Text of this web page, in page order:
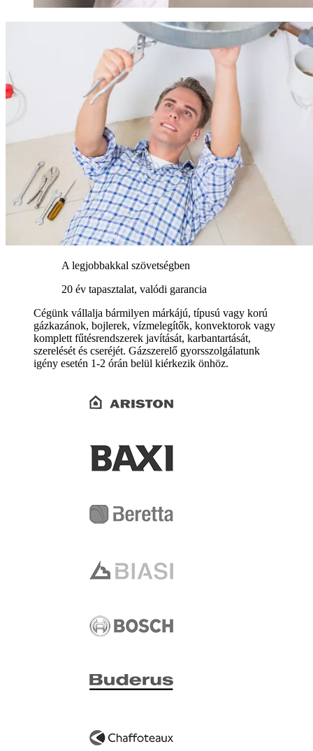
A legjobbakkal szövetségben
20 év tapasztalat, valódi garancia
Cégünk vállalja bármilyen márkájú, típusú vagy korú
gázkazánok, bojlerek, vízmelegítők, konvektorok vagy
komplett fűtésrendszerek javítását, karbantartását,
szerelését és cseréjét. Gázszerelő gyorsszolgálatunk
igény esetén 1-2 órán belül kiérkezik önhöz.